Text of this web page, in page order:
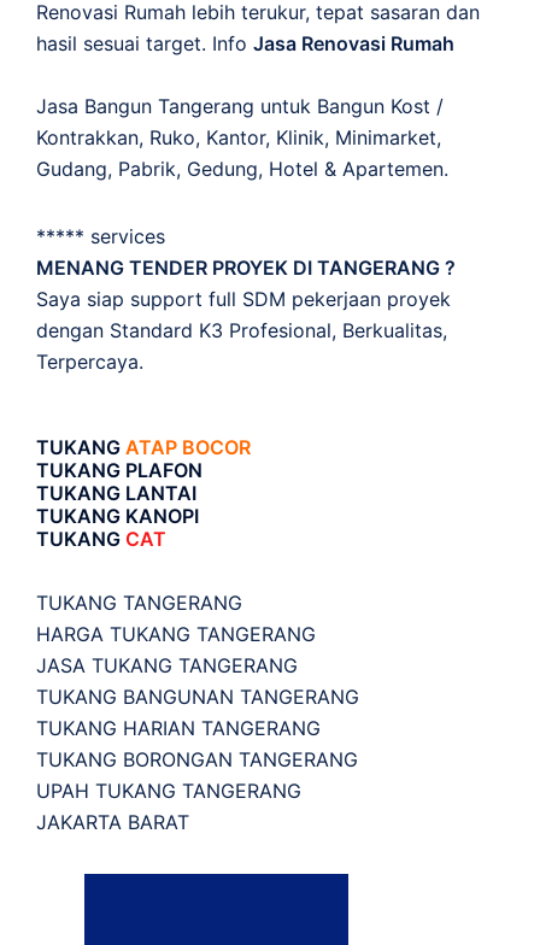
Renovasi Rumah lebih terukur, tepat sasaran dan
hasil sesuai target. Info Jasa Renovasi Rumah
Jasa Bangun Tangerang untuk Bangun Kost /
Kontrakkan, Ruko, Kantor, Klinik, Minimarket,
Gudang, Pabrik, Gedung, Hotel & Apartemen.
***** services
MENANG TENDER PROYEK DI TANGERANG ?
Saya siap support full SDM pekerjaan proyek
dengan Standard K3 Profesional, Berkualitas,
Terpercaya.
TUKANG ATAP BOCOR
TUKANG PLAFON
TUKANG LANTAI
TUKANG KANOPI
TUKANG CAT
TUKANG TANGERANG
HARGA TUKANG TANGERANG
JASA TUKANG TANGERANG
TUKANG BANGUNAN TANGERANG
TUKANG HARIAN TANGERANG
TUKANG BORONGAN TANGERANG
UPAH TUKANG TANGERANG
JAKARTA BARAT